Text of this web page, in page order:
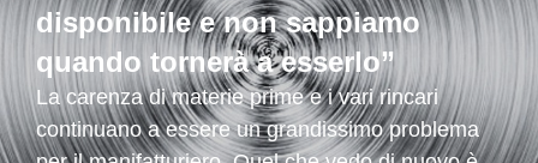
disponibile e non sappiamo
quando tornerà a esserlo”
La carenza di materie prime e i vari rincari
continuano a essere un grandissimo problema